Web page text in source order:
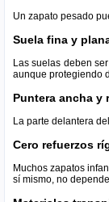
Un zapato pesado
Suela fina y
Las suelas deben
aunque protegiendo
Puntera ancha y
La parte delantera
Cero refuerzos
Muchos zapatos
sí mismo, no